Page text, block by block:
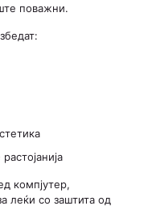
поважни.
компјутер,
леќи со заштита од